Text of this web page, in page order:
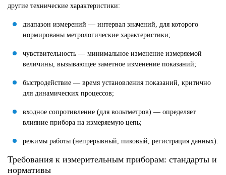
другие технические характеристики:
диапазон измерений — интервал значений, для которого
нормированы метрологические характеристики;
чувствительность — минимальное изменение измеряемой
величины, вызывающее заметное изменение показаний;
быстродействие — время установления показаний, критично
для динамических процессов;
входное сопротивление (для вольтметров) — определяет
влияние прибора на измеряемую цепь;
режимы работы (непрерывный, пиковый, регистрация данных).
Требования к измерительным приборам: стандарты и
нормативы